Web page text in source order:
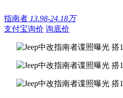
指南者 13.98-24.18万
支付宝询价 询底价